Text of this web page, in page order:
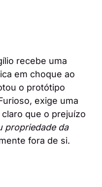
recebe uma
em choque ao
o protótipo
exige uma
que o prejuízo
propriedade da
fora de si.